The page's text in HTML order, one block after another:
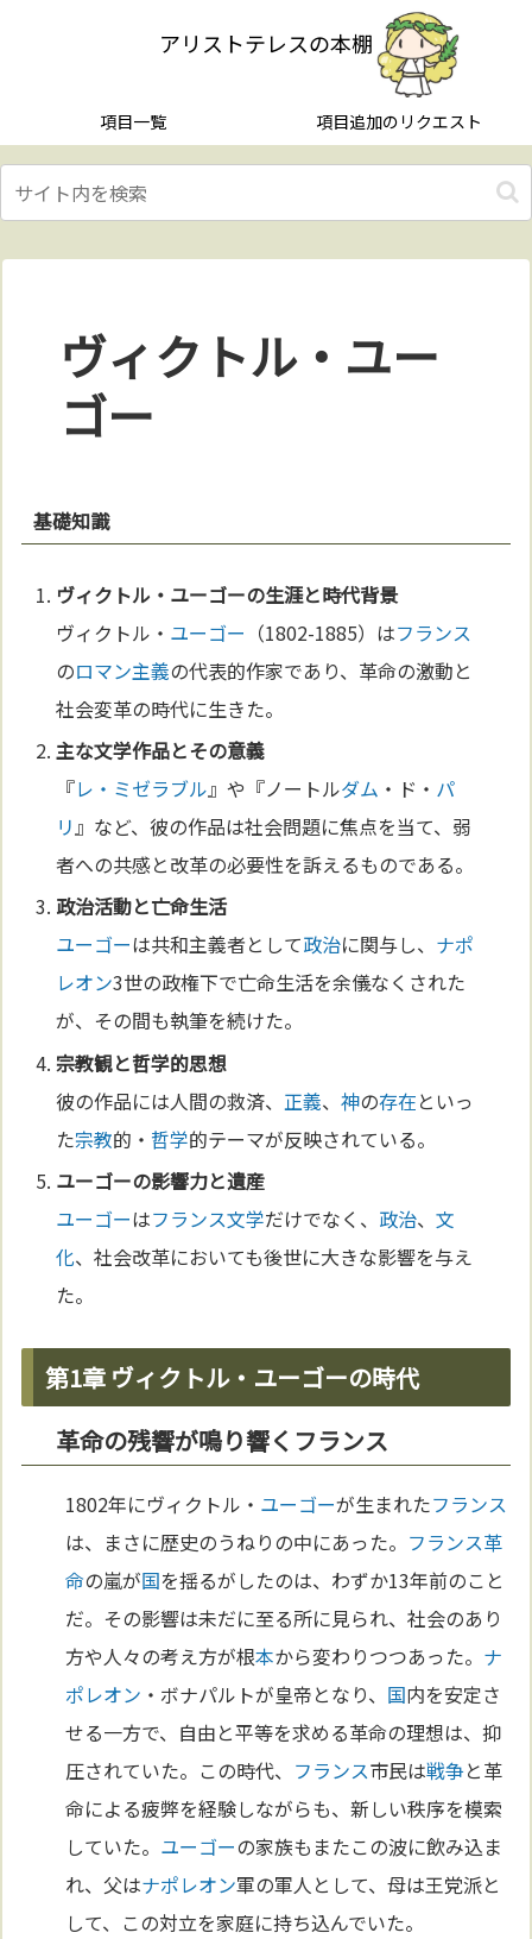
アリストテレスの本棚
項目一覧 項目追加のリクエスト
ヴィクトル・ユー
ゴー
基礎知識
ヴィクトル・ ユーゴーの生涯と時代背景
ヴィクトル・ ユーゴー （1802-1885）はフランス
のロマン主義の代表的作家であり、革命の激動と
社会変革の時代に生きた。
主な文学作品とその意義
『レ・ミゼラブル』や『ノートルダム ・ド・ パ
リ』など、彼の作品は社会問題に焦点を当て、弱
者への共感と改革の必要性を訴えるものである。
政治活動と亡命生活
ユーゴーは共和主義者として政治に関与し、 ナポ
レオン3世の政権下で亡命生活を余儀なくされた
が、その間も執筆を続けた。
宗教観と哲学的思想
彼の作品には人間の救済、 正義、神の存在といっ
た宗教的・ 哲学的テーマが反映されている。
ユーゴーの影響力と遺産
ユーゴーはフランス文学だけでなく、 政治、文
化、社会改革においても後世に大きな影響を与え
た。
第1章 ヴィクトル・ユーゴーの時代
革命の残響が鳴り響くフランス
1802年にヴィクトル・ ユーゴーが生まれたフランス
は、まさに歴史のうねりの中にあった。 フランス革
命の嵐が国を揺るがしたのは、わずか13年前のこと
だ。その影響は未だに至る所に見られ、社会のあり
方や人々の考え方が根本から変わりつつあった。 ナ
ポレオン ・ボナパルトが皇帝となり、 国内を安定さ
せる一方で、自由と平等を求める革命の理想は、抑
圧されていた。この時代、 フランス市民は戦争と革
命による疲弊を経験しながらも、新しい秩序を模索
していた。 ユーゴーの家族もまたこの波に飲み込ま
れ、父はナポレオン軍の軍人として、母は王党派と
して、この対立を家庭に持ち込んでいた。